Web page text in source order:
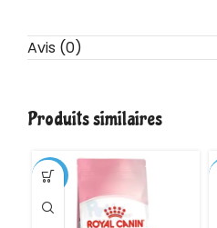
Avis (0)
Produits similaires
-1%